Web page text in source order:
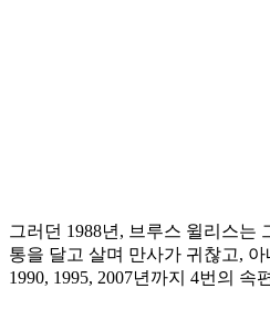
그러던 1988년, 브루스 윌리스는
통을 달고 살며 만사가 귀찮고,
1990, 1995, 2007년까지 4번의